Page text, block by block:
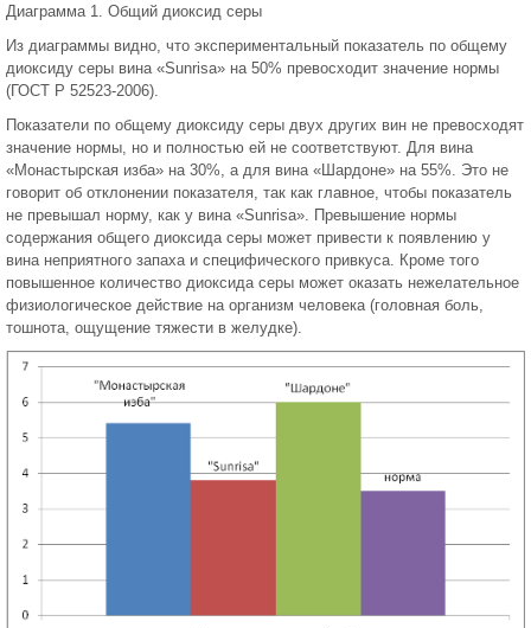
Диаграмма 1. Общий диоксид серы
Из диаграммы видно, что экспериментальный показатель по общему
диоксиду серы вина «Sunrisa» на 50% превосходит значение нормы
(ГОСТ Р 52523-2006).
Показатели по общему диоксиду серы двух других вин не превосходят
значение нормы, но и полностью ей не соответствуют. Для вина
«Монастырская изба» на 30%, а для вина «Шардоне» на 55%. Это не
говорит об отклонении показателя, так как главное, чтобы показатель
не превышал норму, как у вина «Sunrisa». Превышение нормы
содержания общего диоксида серы может привести к появлению у
вина неприятного запаха и специфического привкуса. Кроме того
повышенное количество диоксида серы может оказать нежелательное
физиологическое действие на организм человека (головная боль,
тошнота, ощущение тяжести в желудке).